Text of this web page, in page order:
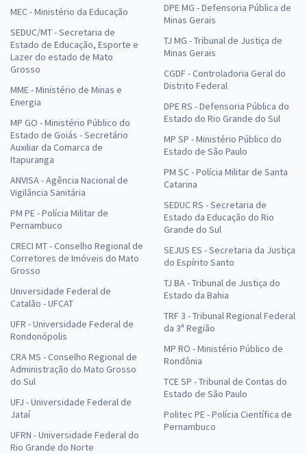
MEC - Ministério da Educação
SEDUC/MT - Secretaria de
Estado de Educação, Esporte e
Lazer do estado de Mato
Grosso
MME - Ministério de Minas e
Energia
MP GO - Ministério Público do
Estado de Goiás - Secretário
Auxiliar da Comarca de
Itapuranga
ANVISA - Agência Nacional de
Vigilância Sanitária
PM PE - Polícia Militar de
Pernambuco
CRECI MT - Conselho Regional de
Corretores de Imóveis do Mato
Grosso
Universidade Federal de
Catalão - UFCAT
UFR - Universidade Federal de
Rondonópolis
CRA MS - Conselho Regional de
Administração do Mato Grosso
do Sul
UFJ - Universidade Federal de
Jataí
UFRN - Universidade Federal do
Rio Grande do Norte
DPE MG - Defensoria Pública de
Minas Gerais
TJ MG - Tribunal de Justiça de
Minas Gerais
CGDF - Controladoria Geral do
Distrito Federal
DPE RS - Defensoria Pública do
Estado do Rio Grande do Sul
MP SP - Ministério Público do
Estado de São Paulo
PM SC - Polícia Militar de Santa
Catarina
SEDUC RS - Secretaria de
Estado da Educação do Rio
Grande do Sul
SEJUS ES - Secretaria da Justiça
do Espírito Santo
TJ BA - Tribunal de Justiça do
Estado da Bahia
TRF 3 - Tribunal Regional Federal
da 3ª Região
MP RO - Ministério Público de
Rondônia
TCE SP - Tribunal de Contas do
Estado de São Paulo
Politec PE - Polícia Científica de
Pernambuco